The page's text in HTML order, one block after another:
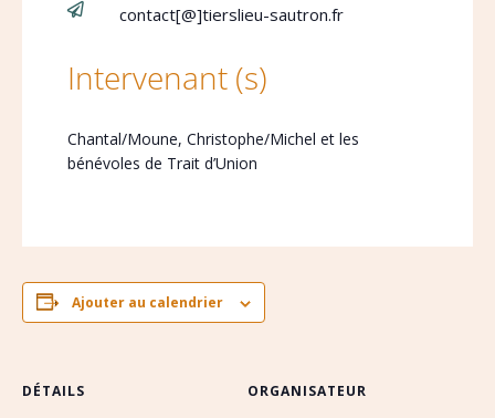
 contact[@]tierslieu-sautron.fr
Intervenant (s)
Chantal/Moune, Christophe/Michel et les
bénévoles de Trait d’Union
Ajouter au calendrier
DÉTAILS
ORGANISATEUR